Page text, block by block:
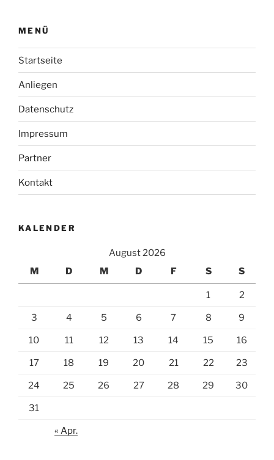
MENÜ
Startseite
Anliegen
Datenschutz
Impressum
Partner
Kontakt
KALENDER
August 2026
M
D M D F S S
1 2
3 4 5 6 7 8 9
10 11 12 13 14 15 16
17 18 19 20 21 22 23
24 25 26 27 28 29 30
31
« Apr.